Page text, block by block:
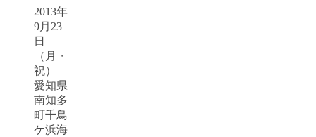
2013年
9月23
日
（月・
祝）
愛知県
南知多
町千鳥
ケ浜海